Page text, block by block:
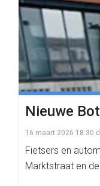
Nieuwe
16 maart 2026 18:30
Fietsers en
Marktstraat en